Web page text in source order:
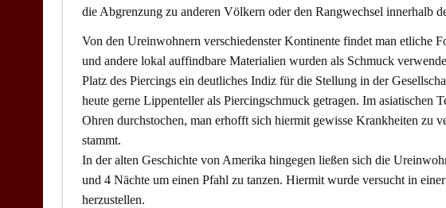
die Abgrenzung zu anderen Völkern oder den Rangwechsel innerhalb
Von den Ureinwohnern verschiedenster Kontinente findet man etliche
und andere lokal auffindbare Materialien wurden als Schmuck
Platz des Piercings ein deutliches Indiz für die Stellung in der
heute gerne Lippenteller als Piercingschmuck getragen. Im asiatischen
Ohren durchstochen, man erhofft sich hiermit gewisse Krankheiten zu
stammt.
In der alten Geschichte von Amerika hingegen ließen sich die
und 4 Nächte um einen Pfahl zu tanzen. Hiermit wurde versucht in
herzustellen.